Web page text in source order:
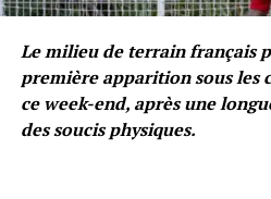
Le milieu de terrain français
première apparition sous les
ce week-end, après une
des soucis physiques.